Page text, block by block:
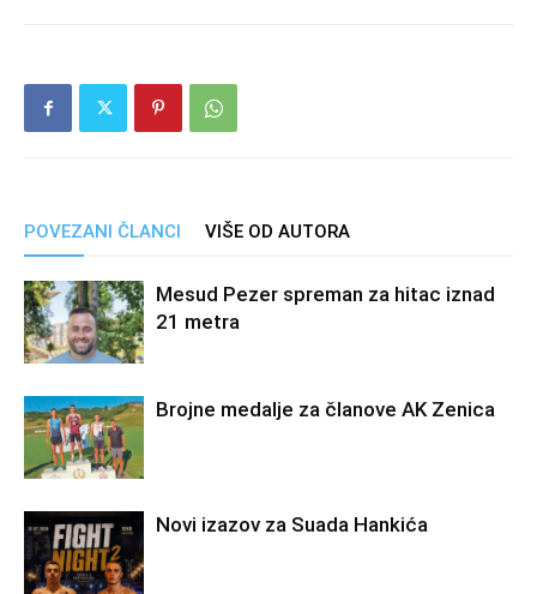
POVEZANI ČLANCI VIŠE OD AUTORA
Mesud Pezer spreman za hitac iznad
21 metra
Brojne medalje za članove AK Zenica
Novi izazov za Suada Hankića